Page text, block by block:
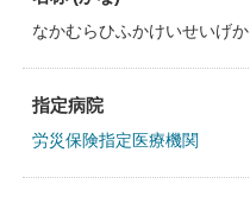
なかむらひふかけいせいげか
指定病院
労災保険指定医療機関